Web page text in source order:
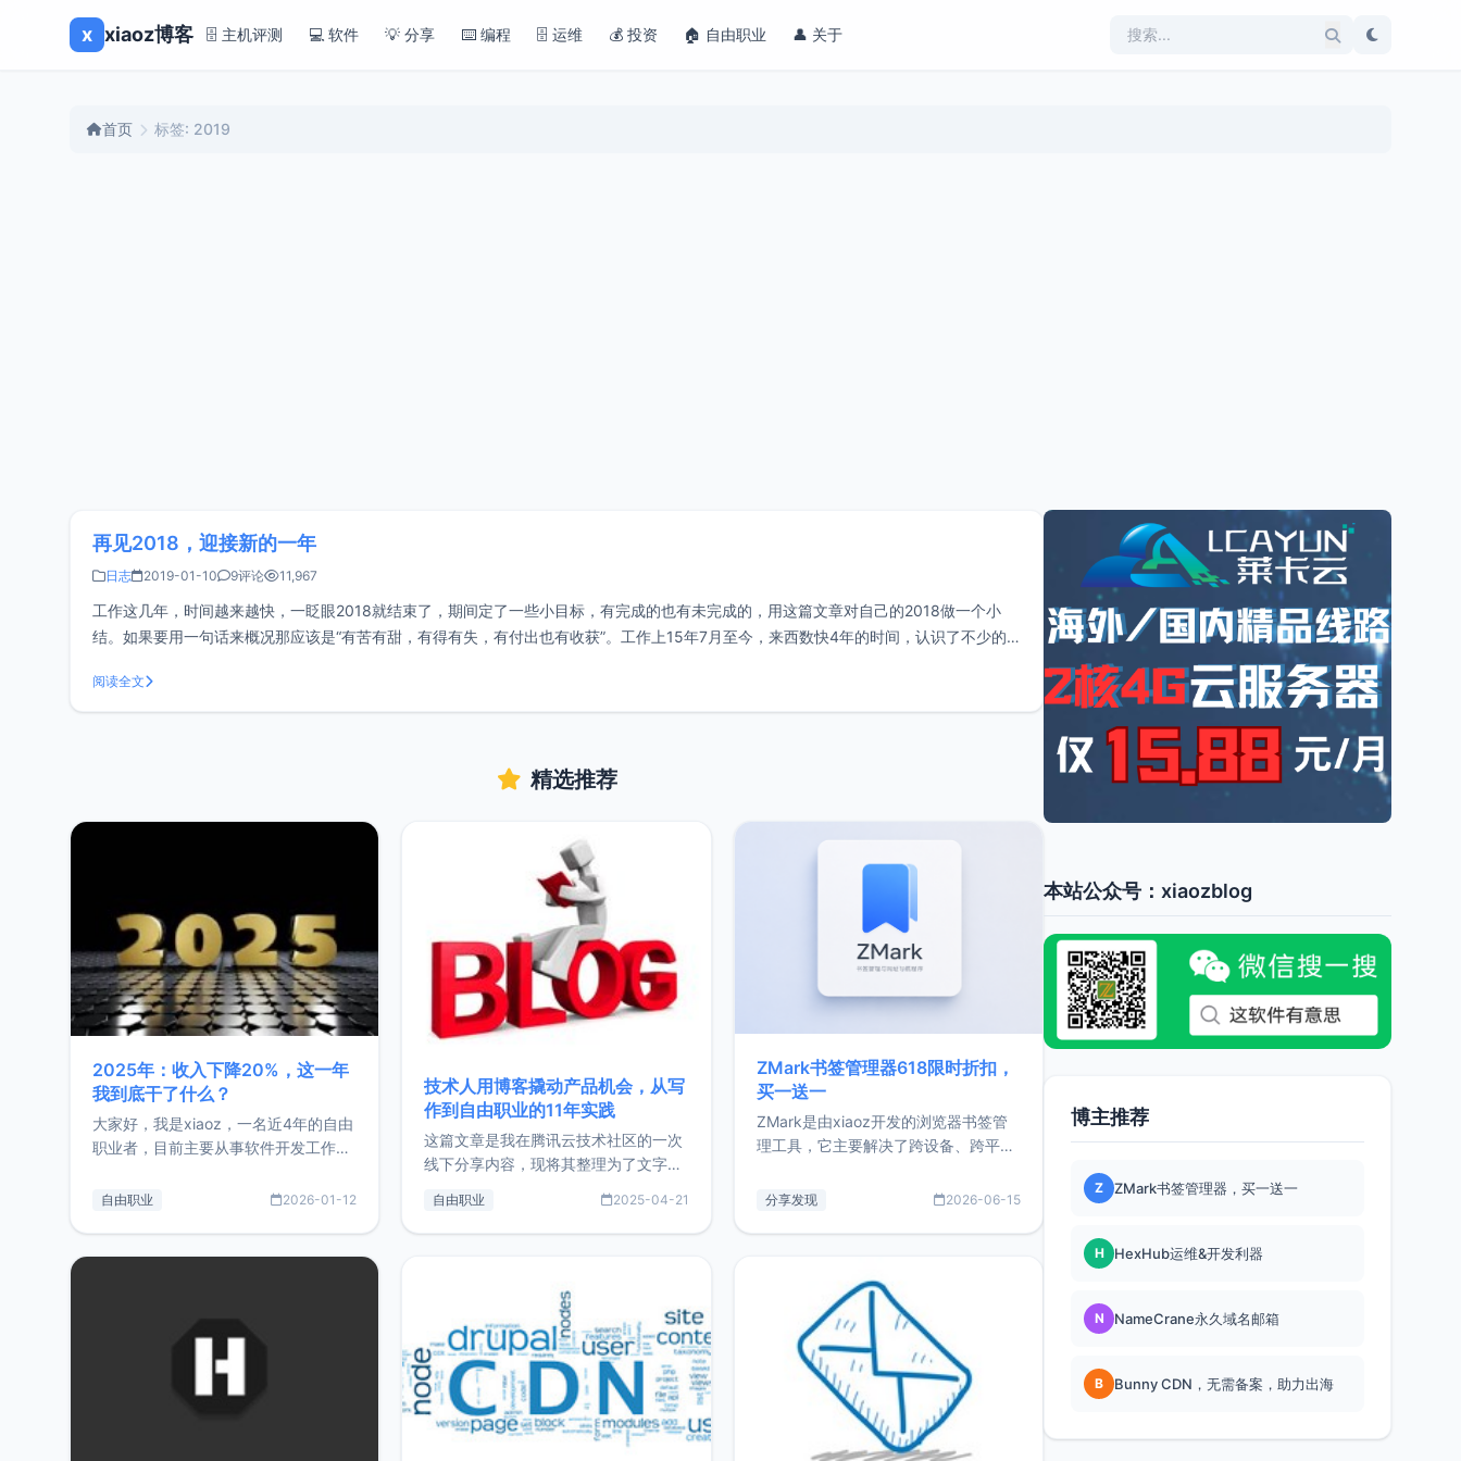
x xiaoz博客 🗄️ 主机评测 💻 软件 💡 分享 ⌨️ 编程 🗄️ 运维 💰 投资 🏠 自由职业 👤 关于
首页 标签: 2019
再见2018，迎接新的一年
日志 2019-01-10 9评论 11,967
工作这几年，时间越来越快，一眨眼2018就结束了，期间定了一些小目标，有完成的也有未完成的，用这篇文章对自己的2018做一个小
结。如果要用一句话来概况那应该是“有苦有甜，有得有失，有付出也有收获”。工作上15年7月至今，来西数快4年的时间，认识了不少的
阅读全文
精选推荐
2025年：收入下降20%，这一年
我到底干了什么？
大家好，我是xiaoz，一名近4年的自由
职业者，目前主要从事软件开发工作。
的总结，内容主要包括：工作、学习、
自由职业 2026-01-12
技术人用博客撬动产品机会，从写
作到自由职业的11年实践
这篇文章是我在腾讯云技术社区的一次
线下分享内容，现将其整理为了文字
版，分享了写博客11年来的经历，以及
通过博客过渡到做产品和走向自由职业
的一个小故事。文中还首次公开了我的
前从事服务器运维相关工作，现在已经
转自由职业3年，目前
自由职业 2025-04-21
ZMark书签管理器618限时折扣，
买一送一
ZMark是由xiaoz开发的浏览器书签管
理工具，它主要解决了跨设备、跨平
做到一处部署、随处访问。同时，它还
量级： 使用Bun + Hono.js
分享发现 2026-06-15
本站公众号：xiaozblog
博主推荐
Z ZMark书签管理器，买一送一
H HexHub运维&开发利器
N NameCrane永久域名邮箱
B Bunny CDN，无需备案，助力出海